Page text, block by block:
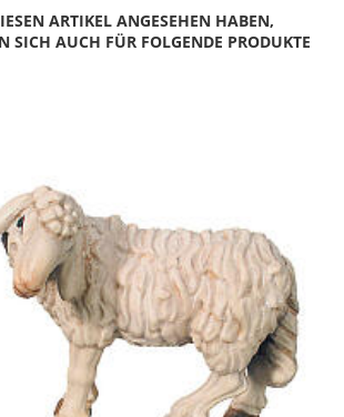
ARTIKEL ANGESEHEN HABEN,
SICH AUCH FÜR FOLGENDE PRODUKTE